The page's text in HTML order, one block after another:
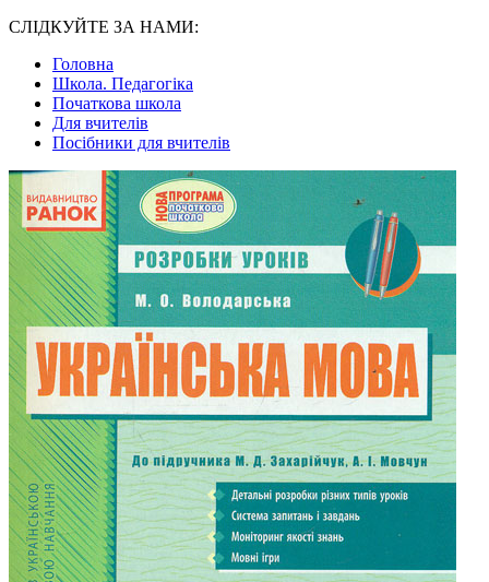
СЛІДКУЙТЕ ЗА НАМИ:
Головна
Школа. Педагогіка
Початкова школа
Для вчителів
Посібники для вчителів